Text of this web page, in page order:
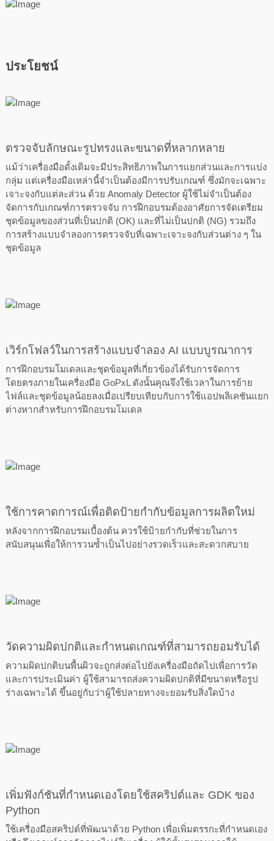
ประโยชน์
ตรวจจับลักษณะรูปทรงและขนาดที่หลากหลาย
แม้ว่าเครื่องมือดั้งเดิมจะมีประสิทธิภาพในการแยกส่วนและการแบ่ง
กลุ่ม แต่เครื่องมือเหล่านี้จำเป็นต้องมีการปรับเกณฑ์ ซึ่งมักจะเฉพาะ
เจาะจงกับแต่ละส่วน ด้วย Anomaly Detector ผู้ใช้ไม่จำเป็นต้อง
จัดการกับเกณฑ์การตรวจจับ การฝึกอบรมต้องอาศัยการจัดเตรียม
ชุดข้อมูลของส่วนที่เป็นปกติ (OK) และที่ไม่เป็นปกติ (NG) รวมถึง
การสร้างแบบจำลองการตรวจจับที่เฉพาะเจาะจงกับส่วนต่าง ๆ ใน
ชุดข้อมูล
เวิร์กโฟลว์ในการสร้างแบบจำลอง AI แบบบูรณาการ
การฝึกอบรมโมเดลและชุดข้อมูลที่เกี่ยวข้องได้รับการจัดการ
โดยตรงภายในเครื่องมือ GoPxL ดังนั้นคุณจึงใช้เวลาในการย้าย
ไฟล์และชุดข้อมูลน้อยลงเมื่อเปรียบเทียบกับการใช้แอปพลิเคชันแยก
ต่างหากสำหรับการฝึกอบรมโมเดล
ใช้การคาดการณ์เพื่อติดป้ายกำกับข้อมูลการผลิตใหม่
หลังจากการฝึกอบรมเบื้องต้น ควรใช้ป้ายกำกับที่ช่วยในการ
สนับสนุนเพื่อให้การวนซ้ำเป็นไปอย่างรวดเร็วและสะดวกสบาย
วัดความผิดปกติและกำหนดเกณฑ์ที่สามารถยอมรับได้
ความผิดปกติบนพื้นผิวจะถูกส่งต่อไปยังเครื่องมือถัดไปเพื่อการวัด
และการประเมินค่า ผู้ใช้สามารถส่งความผิดปกติที่มีขนาดหรือรูป
ร่างเฉพาะได้ ขึ้นอยู่กับว่าผู้ใช้ปลายทางจะยอมรับสิ่งใดบ้าง
เพิ่มฟังก์ชันที่กำหนดเองโดยใช้สคริปต์และ GDK ของ
Python
ใช้เครื่องมือสคริปต์ที่พัฒนาด้วย Python เพื่อเพิ่มตรรกะที่กำหนดเอง